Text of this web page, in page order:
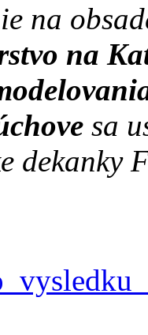
na
na
sa
dekanky